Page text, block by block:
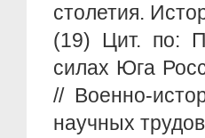
столетия.
(19) Цит. по:
силах Юга
// Военно-
научных